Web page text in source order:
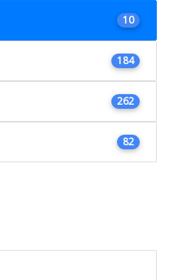
10
184
262
82